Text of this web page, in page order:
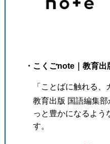
・こくごnote｜教育出
「ことばに触れる、
教育出版 国語編集
っと豊かになるよう
す。